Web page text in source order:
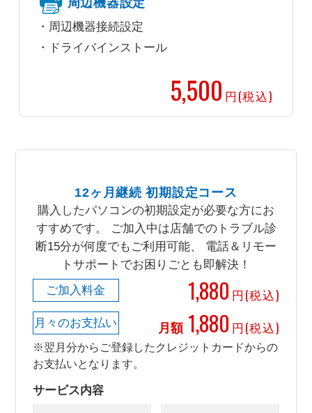
周辺機器設定
周辺機器接続設定
ドライバインストール
5,500 円(税込)
12ヶ月継続 初期設定コース
購入したパソコンの初期設定が必要な方にお
すすめです。 ご加入中は店舗でのトラブル診
断15分が何度でもご利用可能、 電話＆リモー
トサポートでお困りごとも即解決！
ご加入料金
1,880 円(税込)
月々のお支払い 月額 1,880 円(税込)
※翌月分からご登録したクレジットカードからの
お支払いとなります。
サービス内容